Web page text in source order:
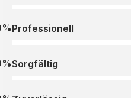
Professionell
Sorgfältig